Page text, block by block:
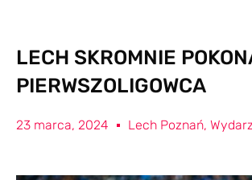
LECH SKROMNIE
PIERWSZOLIGOWCA
23 marca, 2024 Lech Poznań,